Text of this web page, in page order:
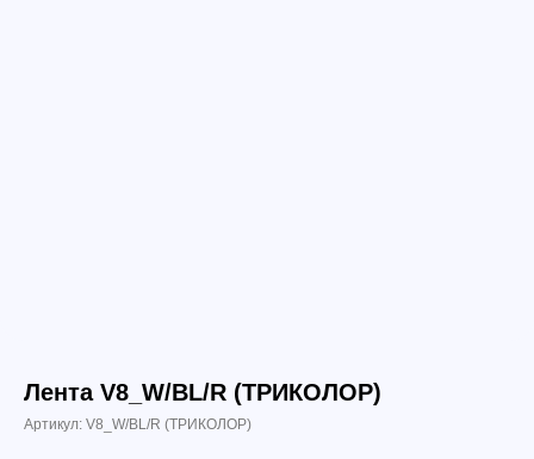
Лента V8_W/BL/R (ТРИКОЛОР)
Артикул: V8_W/BL/R (ТРИКОЛОР)